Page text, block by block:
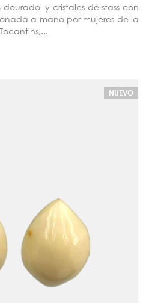
y cristales de stass con
a mano por mujeres de la
NUEVO